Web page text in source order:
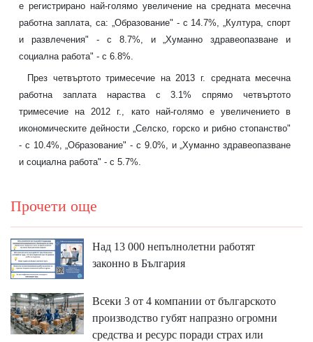
е регистрирано най-голямо увеличение на средната месечна
работна заплата, са: „Образование" - с 14.7%, „Култура, спорт
и развлечения" - с 8.7%, и „Хуманно здравеопазване и
социална работа" - с 6.8%.
През четвъртото тримесечие на 2013 г. средната месечна
работна заплата нараства с 3.1% спрямо четвъртото
тримесечие на 2012 г., като най-голямо e увеличението в
икономическите дейности „Селско, горско и рибно стопанство"
- с 10.4%, „Образование" - с 9.0%, и „Хуманно здравеопазване
и социална работа" - с 5.7%.
Прочети още
Над 13 000 непълнолетни работят
законно в България
Всеки 3 от 4 компании от българското
производство губят напразно огромни
средства и ресурс поради страх или